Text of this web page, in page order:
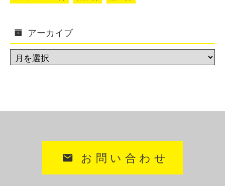
アーカイブ
お問い合わせ